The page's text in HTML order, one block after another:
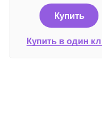
Купить
Купить в один